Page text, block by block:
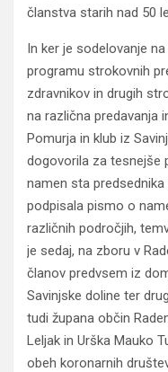
članstva starih nad 50
In ker je sodelovanje
programu strokovnih
zdravnikov in drugih
na različna predavanja
Pomurja in klub iz
dogovorila za tesnejše
namen sta predsednika
podpisala pismo o
različnih področjih,
je sedaj, na zboru v
članov predvsem iz
Savinjske doline ter
tudi župana občin
Leljak in Urška Mauko
obeh koronarnih